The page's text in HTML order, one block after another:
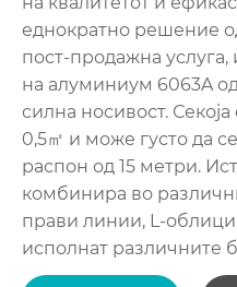
еднократно решение
пост-продажна услуга,
на алуминиум 6063A
силна носивост.
0,5㎡ и може густо да
распон од 15 метри.
комбинира во
прави линии, L-облици
исполнат различните